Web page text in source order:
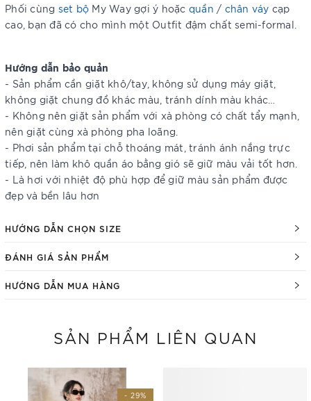
Phối cùng set bộ My Way gợi ý hoặc quần / chân váy cạp
cao, bạn đã có cho mình một Outfit đậm chất semi-formal.
Hướng dẫn bảo quản
- Sản phẩm cần giặt khô/tay, không sử dụng máy giặt,
không giặt chung đồ khác màu, tránh dính màu khác…
- Không nên giặt sản phẩm với xà phòng có chất tẩy mạnh,
nên giặt cùng xà phòng pha loãng.
- Phơi sản phẩm tại chỗ thoáng mát, tránh ánh nắng trực
tiếp, nên làm khô quần áo bằng gió sẽ giữ màu vải tốt hơn.
- Là hơi với nhiệt độ phù hợp để giữ màu sản phẩm được
đẹp và bền lâu hơn
HƯỚNG DẪN CHỌN SIZE
ĐÁNH GIÁ SẢN PHẨM
HƯỚNG DẪN MUA HÀNG
SẢN PHẨM LIÊN QUAN
- 29%